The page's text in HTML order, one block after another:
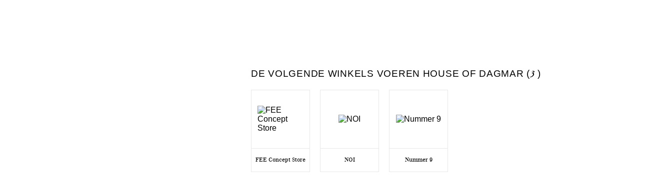
DE VOLGENDE WINKELS VOEREN HOUSE OF DAGMAR (3 )
FEE Concept Store NOI Nummer 9